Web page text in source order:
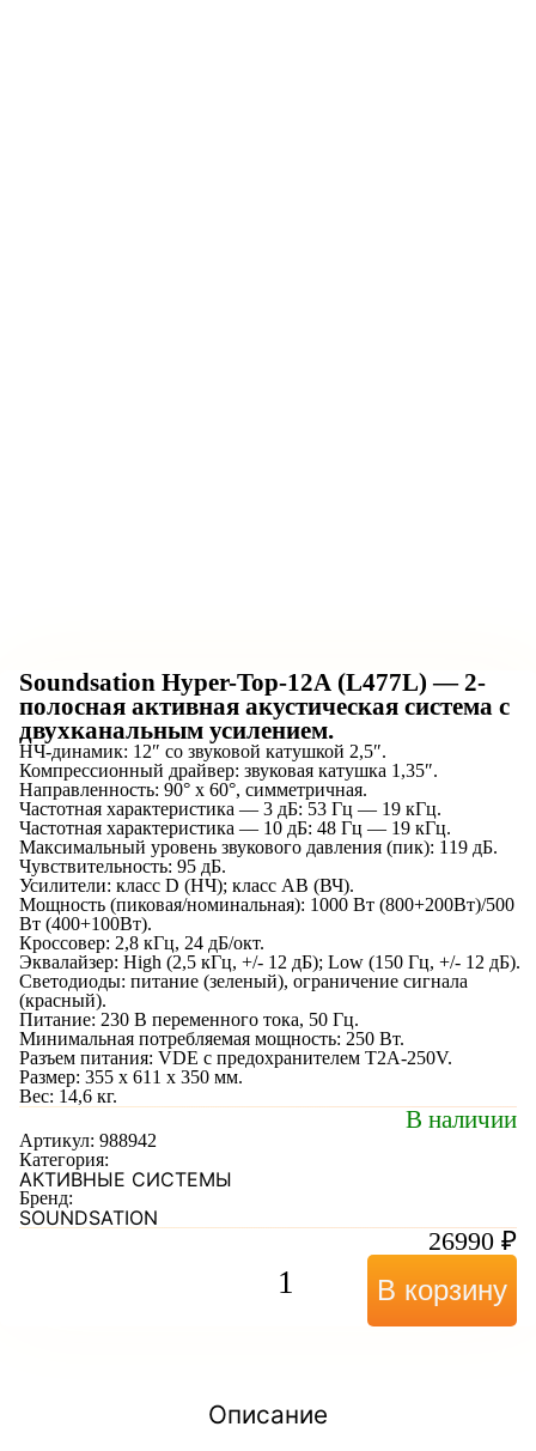
Soundsation Hyper-Top-12A (L477L) — 2-
полосная активная акустическая система с
двухканальным усилением.
26990 ₽
НЧ-динамик: 12″ со звуковой катушкой 2,5″.
Компрессионный драйвер: звуковая катушка 1,35″.
Направленность: 90° x 60°, симметричная.
Частотная характеристика — 3 дБ: 53 Гц — 19 кГц.
Частотная характеристика — 10 дБ: 48 Гц — 19 кГц.
Максимальный уровень звукового давления (пик): 119 дБ.
Чувствительность: 95 дБ.
Усилители: класс D (НЧ); класс AB (ВЧ).
Мощность (пиковая/номинальная): 1000 Вт (800+200Вт)/500
Вт (400+100Вт).
Кроссовер: 2,8 кГц, 24 дБ/окт.
Эквалайзер: High (2,5 кГц, +/- 12 дБ); Low (150 Гц, +/- 12 дБ).
Светодиоды: питание (зеленый), ограничение сигнала
(красный).
Питание: 230 В переменного тока, 50 Гц.
Минимальная потребляемая мощность: 250 Вт.
Разъем питания: VDE с предохранителем T2A-250V.
Размер: 355 х 611 х 350 мм.
Вес: 14,6 кг.
В наличии
В корзину
Артикул: 988942
Категория:
АКТИВНЫЕ СИСТЕМЫ
Бренд:
SOUNDSATION
Описание